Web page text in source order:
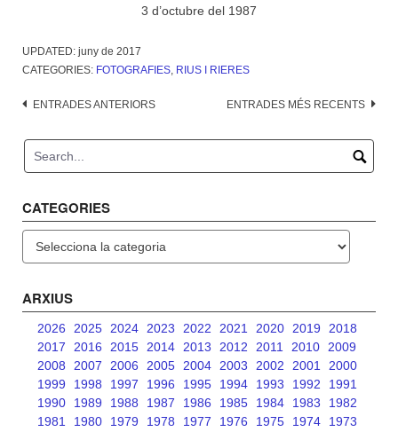
3 d’octubre del 1987
UPDATED: juny de 2017
CATEGORIES: FOTOGRAFIES RIUS I RIERES
Navegació
ENTRADES ANTERIORS ENTRADES MÉS RECENTS
CATEGORIES
Categories
ARXIUS
2026 2025 2024 2023 2022 2021 2020 2019
2018
2017
2016 2015 2014 2013 2012 2011 2010 2009
2008
2007 2006 2005 2004 2003 2002 2001
2000
1999
1998 1997 1996 1995 1994 1993 1992
1991
1990
1989 1988 1987 1986 1985 1984 1983
1982
1981
1980 1979 1978 1977 1976 1975 1974
1973